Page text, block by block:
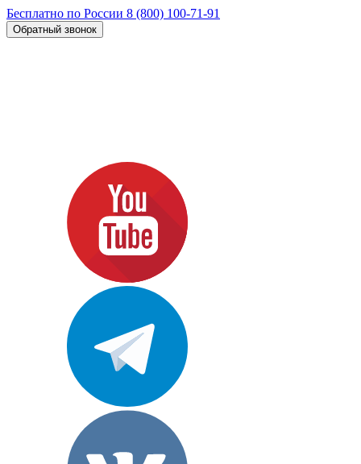
Бесплатно по России 8 (800) 100-71-91
Обратный звонок